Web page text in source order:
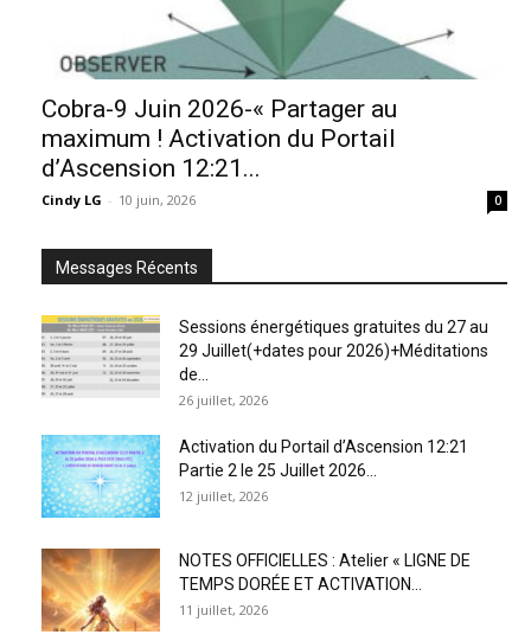
Cobra-9 Juin 2026-« Partager au
maximum ! Activation du Portail
d’Ascension 12:21...
Cindy LG - 10 juin, 2026 0
Messages Récents
Sessions énergétiques gratuites du 27 au
29 Juillet(+dates pour 2026)+Méditations
de...
26 juillet, 2026
Activation du Portail d’Ascension 12:21
Partie 2 le 25 Juillet 2026...
12 juillet, 2026
NOTES OFFICIELLES : Atelier « LIGNE DE
TEMPS DORÉE ET ACTIVATION...
11 juillet, 2026